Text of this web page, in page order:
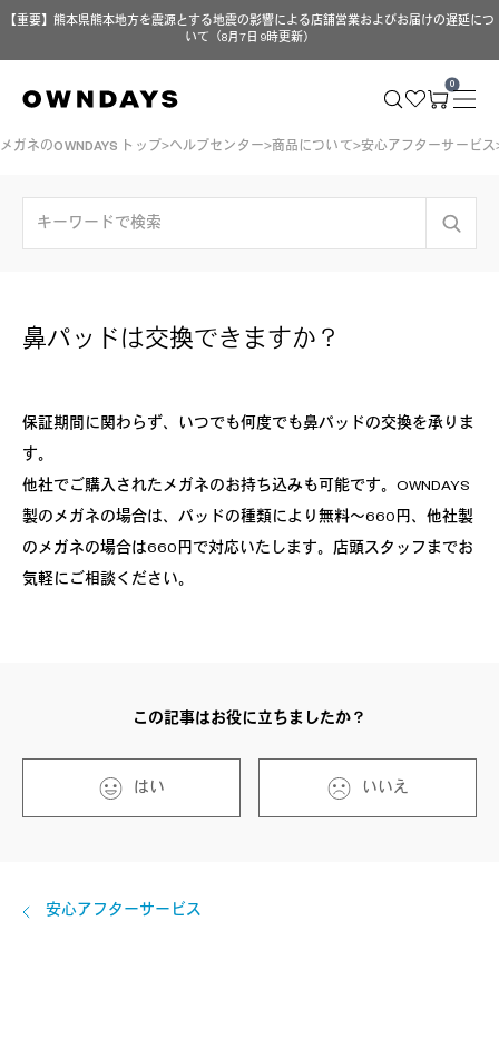
【重要】熊本県熊本地方を震源とする地震の影響による店舗営業およびお届けの遅延につ
いて（8月7日 9時更新）
0
メガネのOWNDAYS トップ ヘルプセンター 商品について 安心アフターサービス
鼻パッドは交換できますか？
保証期間に関わらず、いつでも何度でも鼻パッドの交換を承りま
す。
他社でご購入されたメガネのお持ち込みも可能です。OWNDAYS
製のメガネの場合は、パッドの種類により無料〜660円、他社製
のメガネの場合は660円で対応いたします。店頭スタッフまでお
気軽にご相談ください。
この記事はお役に立ちましたか？
はい いいえ
安心アフターサービス